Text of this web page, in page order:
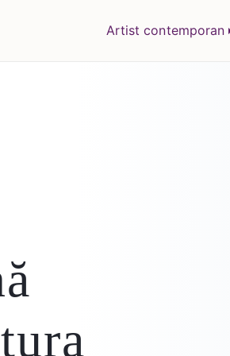
și sticlă, portrete și
Artist contemporan